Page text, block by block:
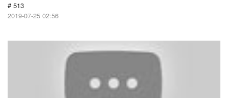
# 513
2019-07-25 02:56